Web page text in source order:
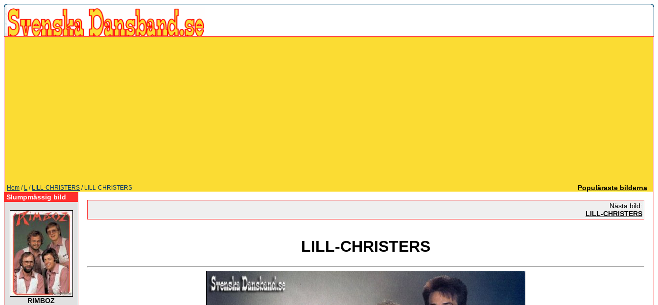
Hem / L / LILL-CHRISTERS / LILL-CHRISTERS
Populäraste bilderna
Slumpmässig bild
RIMBOZ
Nästa bild:
LILL-CHRISTERS
LILL-CHRISTERS